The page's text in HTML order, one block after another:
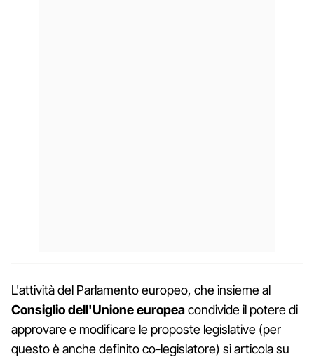
L'attività del Parlamento europeo, che insieme al
Consiglio dell'Unione europeacondivide il potere di
approvare e modificare le proposte legislative (per
questo è anche definito co-legislatore) si articola su